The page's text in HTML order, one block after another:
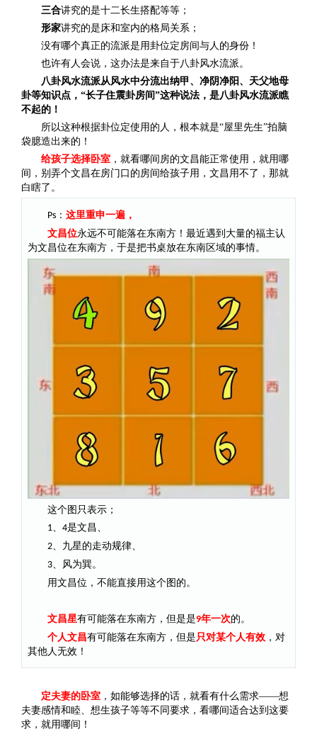
三合讲究的是十二长生搭配等等；
形家讲究的是床和室内的格局关系；
没有哪个真正的流派是用卦位定房间与人的身份！
也许有人会说，这办法是来自于八卦风水流派。
八卦风水流派从风水中分流出纳甲、净阴净阳、天父地母
卦等知识点，“长子住震卦房间”这种说法，是八卦风水流派瞧
不起的！
所以这种根据卦位定使用的人，根本就是“屋里先生”拍脑
袋臆造出来的！
给孩子选择卧室 ，就看哪间房的文昌能正常使用，就用哪
间，别弄个文昌在房门口的房间给孩子用，文昌用不了，那就
白瞎了。
Ps ： 这里重申一遍，
文昌位永远不可能落在东南方！最近遇到大量的福主认
为文昌位在东南方，于是把书桌放在东南区域的事情。
这个图只表示；
1
4是文昌、
2 、九星的走动规律、
3 、风为巽。
用文昌位，不能直接用这个图的。
文昌星有可能落在东南方，但是是9年一次的。
个人文昌有可能落在东南方，但是 只对某个人有效 ，对
其他人无效！
定夫妻的卧室 ，如能够选择的话，就看有什么需求——想
夫妻感情和睦、想生孩子等等不同要求，看哪间适合达到这要
求，就用哪间！